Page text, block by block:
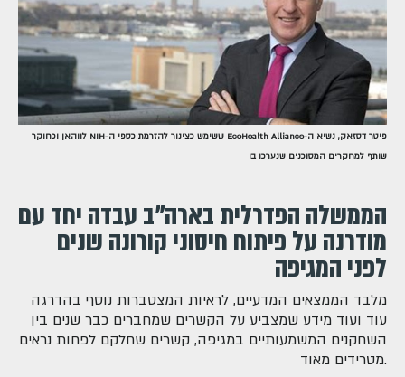
פיטר דסזאק, נשיא ה-EcoHealth Alliance ששימש כצינור להזרמת כספי ה-NIH לווהאן וכחוקר
שותף למחקרים המסוכנים שנערכו בו
הממשלה הפדרלית בארה"ב עבדה יחד עם
מודרנה על פיתוח חיסוני קורונה שנים
לפני המגיפה
מלבד הממצאים המדעיים, לראיות המצטברות נוסף בהדרגה
עוד ועוד מידע שמצביע על הקשרים שמחברים כבר שנים בין
השחקנים המשמעותיים במגיפה, קשרים שחלקם לפחות נראים
מטרידים מאוד.